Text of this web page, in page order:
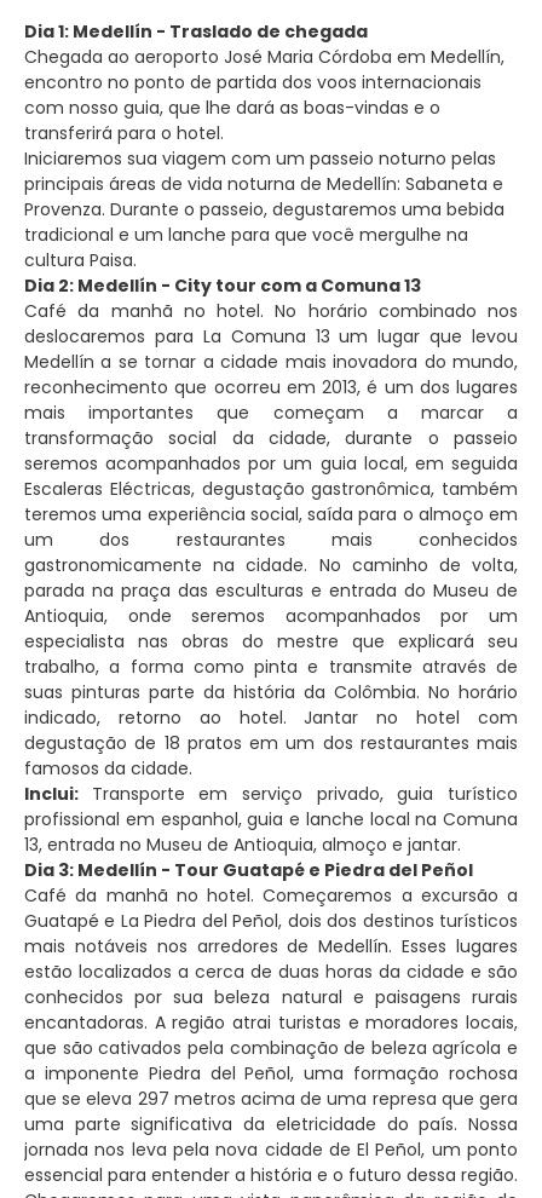
Dia 1: Medellín - Traslado de chegada
Chegada ao aeroporto José Maria Córdoba em Medellín,
encontro no ponto de partida dos voos internacionais
com nosso guia, que lhe dará as boas-vindas e o
transferirá para o hotel.
Iniciaremos sua viagem com um passeio noturno pelas
principais áreas de vida noturna de Medellín: Sabaneta e
Provenza. Durante o passeio, degustaremos uma bebida
tradicional e um lanche para que você mergulhe na
cultura Paisa.
Dia 2: Medellín - City tour com a Comuna 13
Café da manhã no hotel. No horário combinado nos
deslocaremos para La Comuna 13 um lugar que levou
Medellín a se tornar a cidade mais inovadora do mundo,
reconhecimento que ocorreu em 2013, é um dos lugares
mais importantes que começam a marcar a
transformação social da cidade, durante o passeio
seremos acompanhados por um guia local, em seguida
Escaleras Eléctricas, degustação gastronômica, também
teremos uma experiência social, saída para o almoço em
um dos restaurantes mais conhecidos
gastronomicamente na cidade. No caminho de volta,
parada na praça das esculturas e entrada do Museu de
Antioquia, onde seremos acompanhados por um
especialista nas obras do mestre que explicará seu
trabalho, a forma como pinta e transmite através de
suas pinturas parte da história da Colômbia. No horário
indicado, retorno ao hotel. Jantar no hotel com
degustação de 18 pratos em um dos restaurantes mais
famosos da cidade.
Inclui: Transporte em serviço privado, guia turístico
profissional em espanhol, guia e lanche local na Comuna
13, entrada no Museu de Antioquia, almoço e jantar.
Dia 3: Medellín - Tour Guatapé e Piedra del Peñol
Café da manhã no hotel. Começaremos a excursão a
Guatapé e La Piedra del Peñol, dois dos destinos turísticos
mais notáveis nos arredores de Medellín. Esses lugares
estão localizados a cerca de duas horas da cidade e são
conhecidos por sua beleza natural e paisagens rurais
encantadoras. A região atrai turistas e moradores locais,
que são cativados pela combinação de beleza agrícola e
a imponente Piedra del Peñol, uma formação rochosa
que se eleva 297 metros acima de uma represa que gera
uma parte significativa da eletricidade do país. Nossa
jornada nos leva pela nova cidade de El Peñol, um ponto
essencial para entender a história e o futuro dessa região.